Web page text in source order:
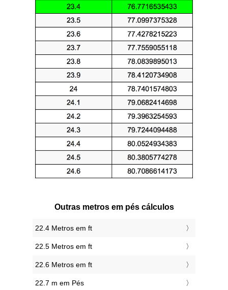
Outras metros em pés cálculos
22.4 Metros em ft
22.5 Metros em ft
22.6 Metros em ft
22.7 m em Pés